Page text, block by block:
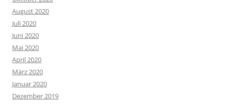
August 2020
Juli 2020
Juni 2020
Mai 2020
April 2020
März 2020
Januar 2020
Dezember 2019